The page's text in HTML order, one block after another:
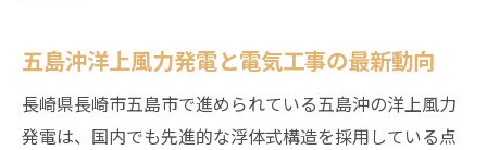
五島沖洋上風力発電と電気工事の最新動向
長崎県長崎市五島市で進められている五島沖の洋上風力
発電は、国内でも先進的な浮体式構造を採用している点